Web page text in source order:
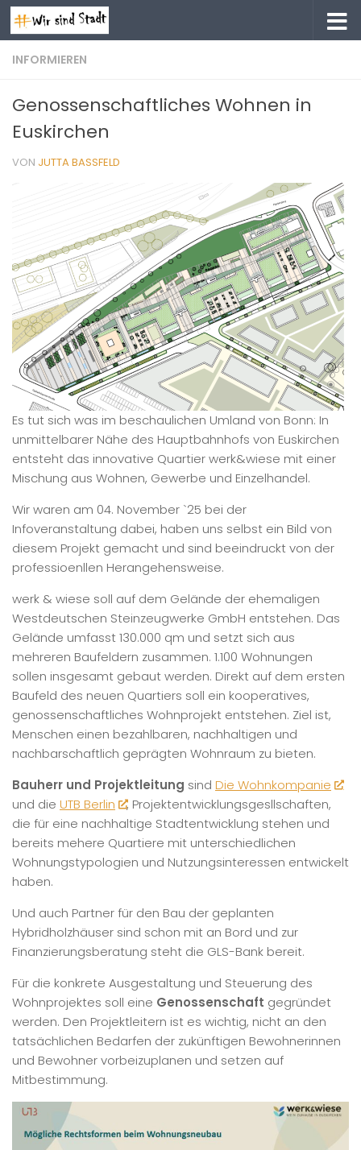
Zum Inhalt springen
INFORMIEREN
Genossenschaftliches Wohnen in
Euskirchen
VON JUTTA BASSFELD
Es tut sich was im beschaulichen Umland von Bonn: In
unmittelbarer Nähe des Hauptbahnhofs von Euskirchen
entsteht das innovative Quartier werk&wiese mit einer
Mischung aus Wohnen, Gewerbe und Einzelhandel.
Wir waren am 04. November `25 bei der
Infoveranstaltung dabei, haben uns selbst ein Bild von
diesem Projekt gemacht und sind beeindruckt von der
professioenllen Herangehensweise.
werk & wiese soll auf dem Gelände der ehemaligen
Westdeutschen Steinzeugwerke GmbH entstehen. Das
Gelände umfasst 130.000 qm und setzt sich aus
mehreren Baufeldern zusammen. 1.100 Wohnungen
sollen insgesamt gebaut werden. Direkt auf dem ersten
Baufeld des neuen Quartiers soll ein kooperatives,
genossenschaftliches Wohnprojekt entstehen. Ziel ist,
Menschen einen bezahlbaren, nachhaltigen und
nachbarschaftlich geprägten Wohnraum zu bieten.
Bauherr und Projektleitung sind Die Wohnkompanie
und die UTB Berlin
, Projektentwicklungsgesllschaften,
die für eine nachhaltige Stadtentwicklung stehen und
bereits mehere Quartiere mit unterschiedlichen
Wohnungstypologien und Nutzungsinteressen entwickelt
haben.
Und auch Partner für den Bau der geplanten
Hybridholzhäuser sind schon mit an Bord und zur
Finanzierungsberatung steht die GLS-Bank bereit.
Für die konkrete Ausgestaltung und Steuerung des
Wohnprojektes soll eine Genossenschaft gegründet
werden. Den Projektleitern ist es wichtig, nicht an den
tatsächlichen Bedarfen der zukünftigen Bewohnerinnen
und Bewohner vorbeizuplanen und setzen auf
Mitbestimmung.